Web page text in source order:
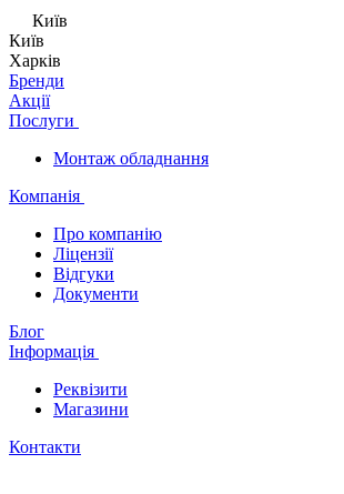
Київ
Київ
Харків
Бренди
Акції
Послуги
Монтаж обладнання
Компанія
Про компанію
Ліцензії
Відгуки
Документи
Блог
Інформація
Реквізити
Магазини
Контакти